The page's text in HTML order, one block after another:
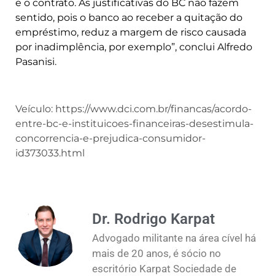
e o contrato. As justificativas do BC não fazem
sentido, pois o banco ao receber a quitação do
empréstimo, reduz a margem de risco causada
por inadimplência, por exemplo”, conclui Alfredo
Pasanisi.
Veículo: https://www.dci.com.br/financas/acordo-
entre-bc-e-instituicoes-financeiras-desestimula-
concorrencia-e-prejudica-consumidor-
id373033.html
Dr. Rodrigo Karpat
Advogado militante na área cível há
mais de 20 anos, é sócio no
escritório Karpat Sociedade de